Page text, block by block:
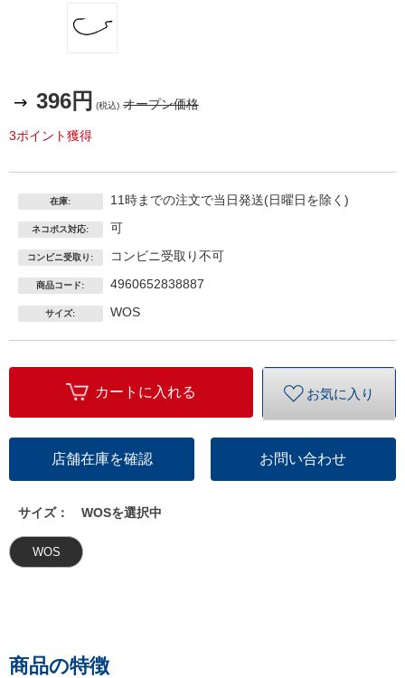
396円 (税込) オープン価格
3ポイント獲得
在庫: 11時までの注文で当日発送(日曜日を除く)
ネコポス対応: 可
コンビニ受取り: コンビニ受取り不可
商品コード: 4960652838887
サイズ: WOS
カートに入れる お気に入り
店舗在庫を確認 お問い合わせ
サイズ： WOSを選択中
WOS
商品の特徴